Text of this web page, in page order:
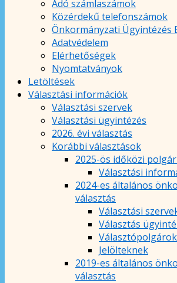
Adó számlaszámok
Közérdekű telefonszámok
Önkormányzati Ügyintézés
Adatvédelem
Elérhetőségek
Nyomtatványok
Letöltések
Választási információk
Választási szervek
Választási ügyintézés
2026. évi választás
Korábbi választások
2025-ös időközi
Választási
2024-es általános
választás
Választási
Választás
Jelölteknek
2019-es általános
választás